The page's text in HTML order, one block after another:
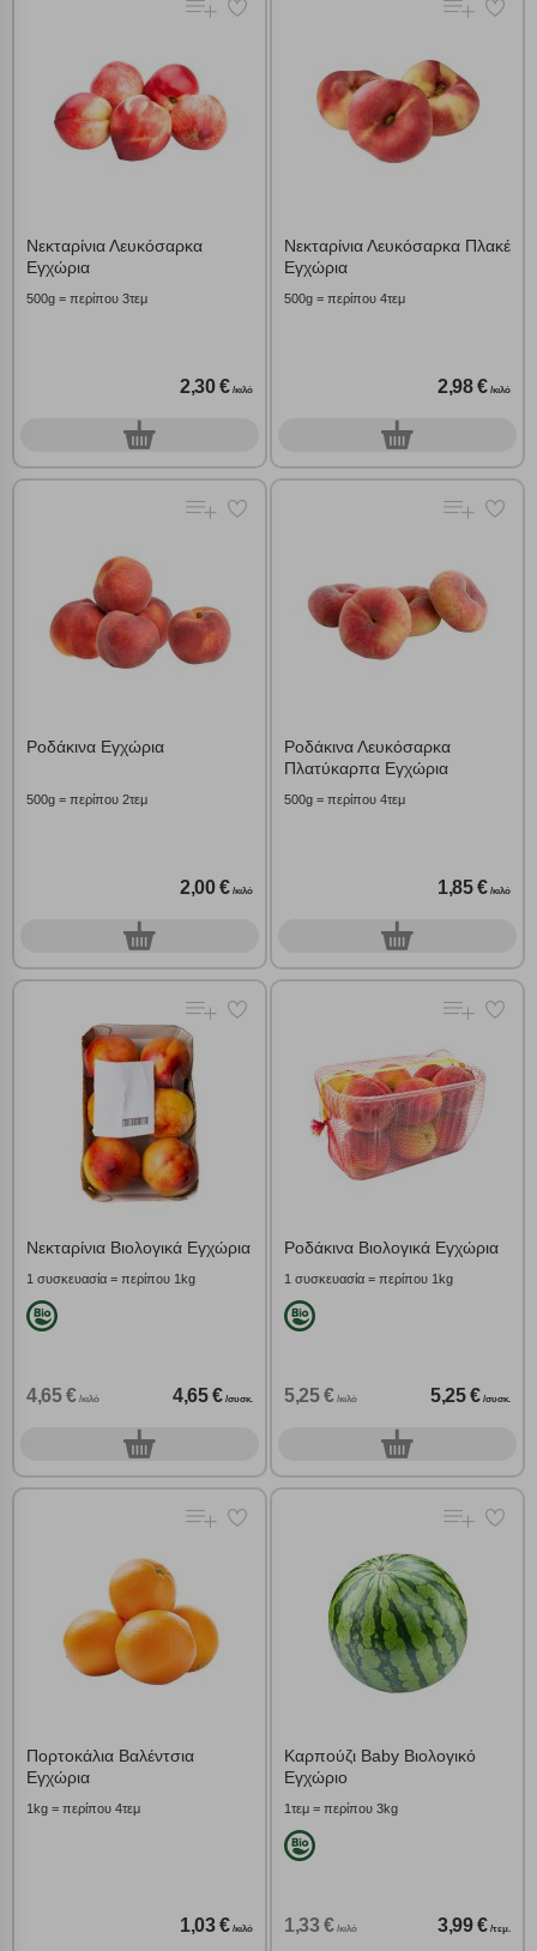
Νεκταρίνια Λευκόσαρκα
Εγχώρια
500g = περίπου 3τεμ
2,30 € /κιλό
0γρ.
Νεκταρίνια Λευκόσαρκα Πλακέ
Εγχώρια
500g = περίπου 4τεμ
2,98 € /κιλό
0γρ.
Ροδάκινα Εγχώρια
500g = περίπου 2τεμ
2,00 € /κιλό
0γρ.
Ροδάκινα Λευκόσαρκα
Πλατύκαρπα Εγχώρια
500g = περίπου 4τεμ
1,85 € /κιλό
0γρ.
Νεκταρίνια Βιολογικά Εγχώρια
1 συσκευασία = περίπου 1kg
4,65 € /κιλό 4,65 € /συσκ.
0 συσκ.
Ροδάκινα Βιολογικά Εγχώρια
1 συσκευασία = περίπου 1kg
5,25 € /κιλό 5,25 € /συσκ.
0 συσκ.
Πορτοκάλια Βαλέντσια
Εγχώρια
1kg = περίπου 4τεμ
1,03 € /κιλό
Καρπούζι Baby Βιολογικό
Εγχώριο
1τεμ = περίπου 3kg
1,33 € /κιλό 3,99 € /τεμ.